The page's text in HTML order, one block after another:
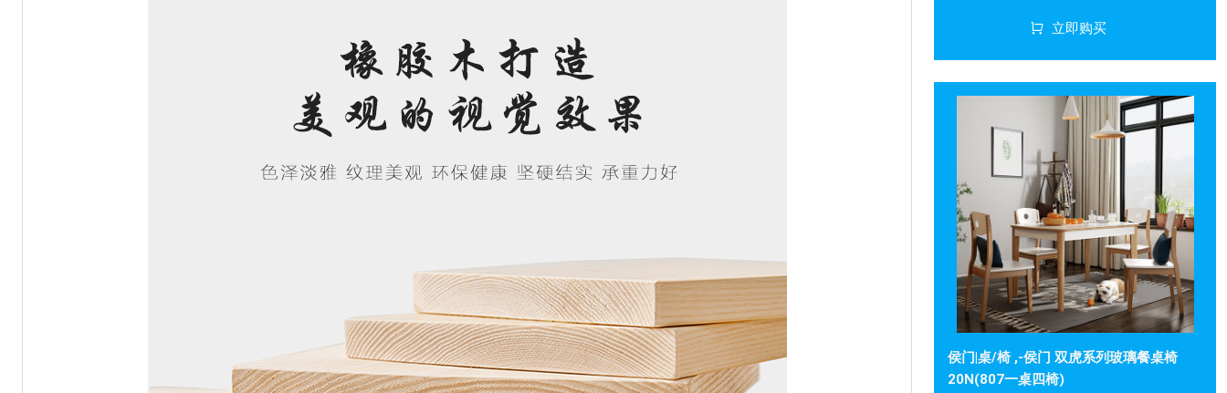
立即购买
侯门|桌/椅 ,-侯门 双虎系列玻璃餐桌椅
20N(807一桌四椅)